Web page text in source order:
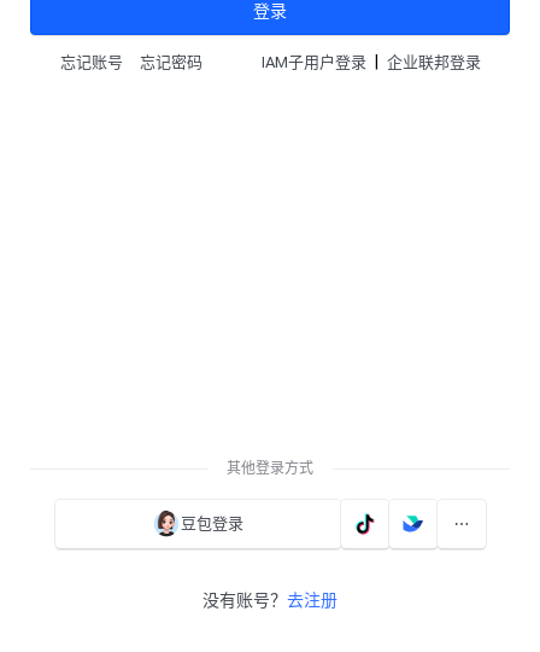
登录
忘记账号 忘记密码 IAM子用户登录 企业联邦登录
其他登录方式
豆包登录
没有账号？ 去注册